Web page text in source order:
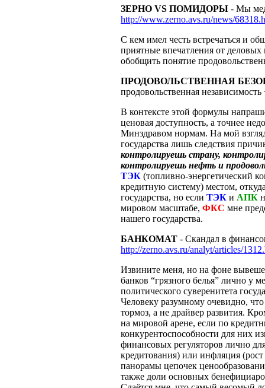
ЗЕРНО VS ПОМИДОРЫ - Мы
http://www.zerno.avs.ru/news/
С кем имел честь встречаться и
приятные впечатления от
обобщить понятие
ПРОДОВОЛЬСТВЕННАЯ
продовольственная
В контексте этой формулы
ценовая доступность, а точнее
Минздравом нормам. На мой
государства лишь следствия
контролируешь страну,
контролируешь нефть и
ТЭК (топливно-энергетический
кредитную систему) местом,
государства, но если ТЭК и АПК
мировом масштабе, ФКС мне
нашего государства.
БАНКОМАТ - Скандал в
http://zerno.avs.ru/analyt/articles/
Извините меня, но на фоне
банков “грязного белья” лично у
политического суверенитета
Человеку разумному очевидно,
тормоз, а не драйвер развития.
на мировой арене, если по
конкурентоспособности для них
финансовых регуляторов лично
кредитования) или инфляция
панорамы цепочек
также доли основных